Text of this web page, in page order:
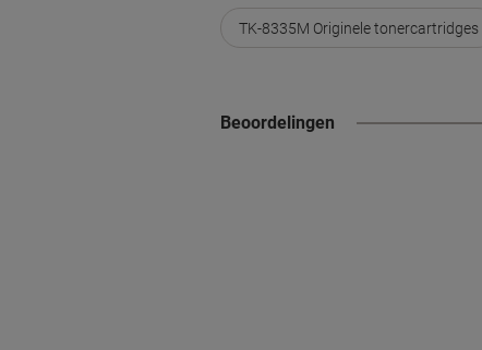
TK-8335M Originele tonercartridges
Beoordelingen